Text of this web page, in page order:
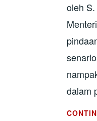
oleh
dalam